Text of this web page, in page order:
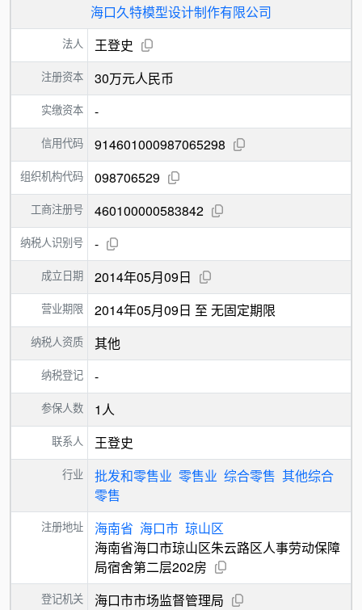
海口久特模型设计制作有限公司
法人 王登史
注册资本 30万元人民币
实缴资本 -
信用代码 914601000987065298
组织机构代码 098706529
工商注册号 460100000583842
纳税人识别号 -
成立日期 2014年05月09日
营业期限 2014年05月09日 至 无固定期限
纳税人资质 其他
纳税登记 -
参保人数 1人
联系人 王登史
行业 批发和零售业 零售业 综合零售 其他综合
零售
注册地址 海南省 海口市 琼山区
海南省海口市琼山区朱云路区人事劳动保障
局宿舍第二层202房
登记机关 海口市市场监督管理局